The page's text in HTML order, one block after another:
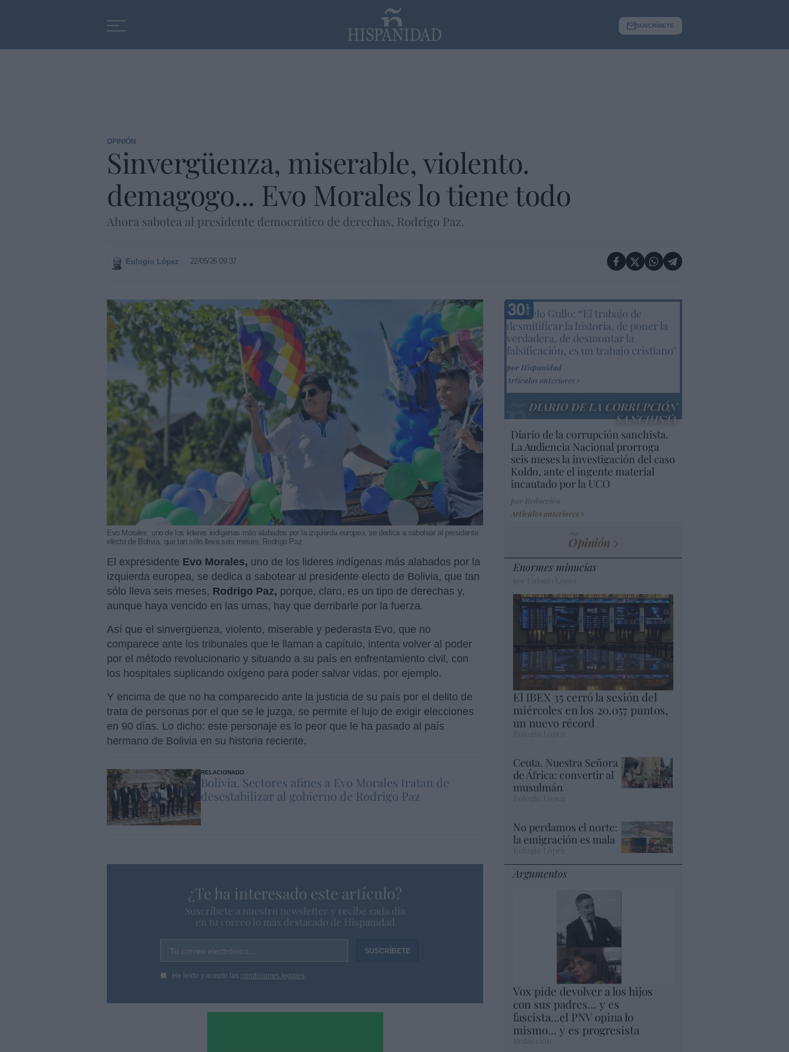
SUSCRÍBETE
OPINIÓN
Sinvergüenza, miserable, violento.
demagogo... Evo Morales lo tiene todo
Ahora sabotea al presidente democrático de derechas, Rodrigo Paz.
Eulogio López 22/05/26 09:37
Evo Morales, uno de los lideres indígenas más alabados por la izquierda europea, se dedica a sabotear al presidente
electo de Bolivia, que tan sólo lleva seis meses, Rodrigo Paz
El expresidente Evo Morales, uno de los lideres indígenas más alabados por la
izquierda europea, se dedica a sabotear al presidente electo de Bolivia, que tan
sólo lleva seis meses, Rodrigo Paz, porque, claro, es un tipo de derechas y,
aunque haya vencido en las urnas, hay que derribarle por la fuerza.
Así que el sinvergüenza, violento, miserable y pederasta Evo, que no
comparece ante los tribunales que le llaman a capítulo, intenta volver al poder
por el método revolucionario y situando a su país en enfrentamiento civil, con
los hospitales suplicando oxígeno para poder salvar vidas, por ejemplo.
Y encima de que no ha comparecido ante la justicia de su país por el delito de
trata de personas por el que se le juzga, se permite el lujo de exigir elecciones
en 90 días. Lo dicho: este personaje es lo peor que le ha pasado al país
hermano de Bolivia en su historia reciente.
RELACIONADO
Bolivia. Sectores afines a Evo Morales tratan de
desestabilizar al gobierno de Rodrigo Paz
¿Te ha interesado este artículo?
Suscríbete a nuestro newsletter y recibe cada dia
en tu correo lo más destacado de Hispanidad
Tu correo electrónico...
He leído y acepto las condiciones legales
Marcelo Gullo: “El trabajo de
desmitificar la historia, de poner la
verdadera, de desmontar la
falsificación, es un trabajo cristiano"
por Hispanidad
Artículos anteriores
DIARIO DE LA CORRUPCIÓN
SANCHISTA
Diario de la corrupción sanchista.
La Audiencia Nacional prorroga
seis meses la investigación del caso
Koldo, ante el ingente material
incautado por la UCO
Artículos anteriores
Opinión
Enormes minucias
El IBEX 35 cerró la sesión del
miércoles en los 20.057 puntos,
un nuevo récord
Ceuta. Nuestra Señora
de África: convertir al
musulmán
No perdamos el norte:
la emigración es mala
Argumentos
Vox pide devolver a los hijos
con sus padres... y es
fascista...el PNV opina lo
mismo... y es progresista